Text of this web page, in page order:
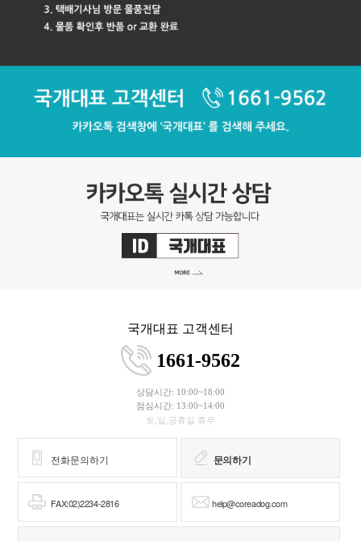
국개대표 고객센터
1661-9562
상담시간: 10:00~18:00
점심시간: 13:00~14:00
토,일,공휴일 휴무
전화문의하기 문의하기
FAX:02)2234-2816 help@coreadog.com